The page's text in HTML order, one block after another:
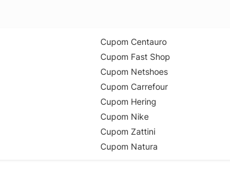
Cupom Centauro
Cupom Fast Shop
Cupom Netshoes
Cupom Carrefour
Cupom Hering
Cupom Nike
Cupom Zattini
Cupom Natura